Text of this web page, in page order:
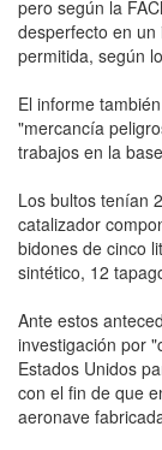
pero según la
desperfecto en
permitida, según
El informe
"mercancía
trabajos en la
Los bultos tenían
catalizador
bidones de cinco
sintético, 12
Ante estos
investigación por
Estados Unidos
con el fin de que
aeronave